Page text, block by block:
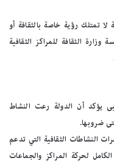
لا تمتلك رؤية خاصة بالثقافة أو
الثقافة للمراكز الثقافية
يؤكد أن الدولة رعت النشاط
ضروبها.
النشاطات الثقافية التي تدعم
لحركة المراكز والجماعات